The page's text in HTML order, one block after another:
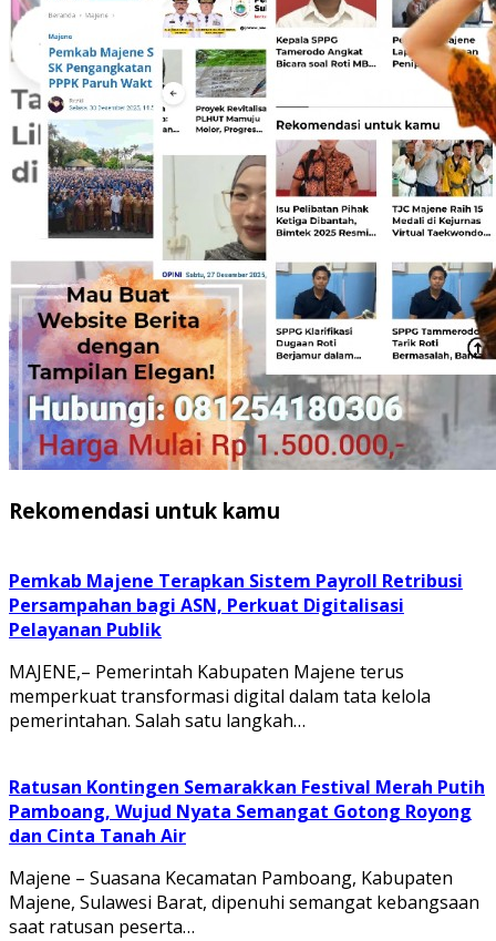
Rekomendasi untuk kamu
Pemkab Majene Terapkan Sistem Payroll Retribusi
Persampahan bagi ASN, Perkuat Digitalisasi
Pelayanan Publik
MAJENE,– Pemerintah Kabupaten Majene terus
memperkuat transformasi digital dalam tata kelola
pemerintahan. Salah satu langkah…
Ratusan Kontingen Semarakkan Festival Merah Putih
Pamboang, Wujud Nyata Semangat Gotong Royong
dan Cinta Tanah Air
Majene – Suasana Kecamatan Pamboang, Kabupaten
Majene, Sulawesi Barat, dipenuhi semangat kebangsaan
saat ratusan peserta…